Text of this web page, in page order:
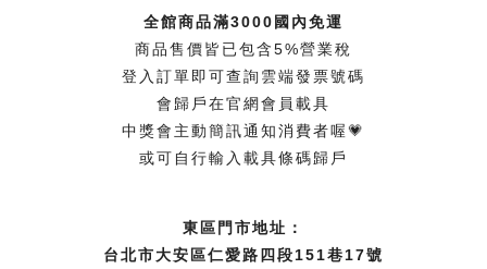
全館商品滿3000國內免運
商品售價皆已包含5%營業稅
登入訂單即可查詢雲端發票號碼
會歸戶在官網會員載具
中獎會主動簡訊通知消費者喔💗
或可自行輸入載具條碼歸戶
東區門市地址：
台北市大安區仁愛路四段151巷17號